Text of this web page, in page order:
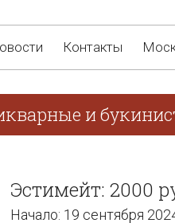
Контакты
и
Эстимейт: 2000
Начало: 19 сентября